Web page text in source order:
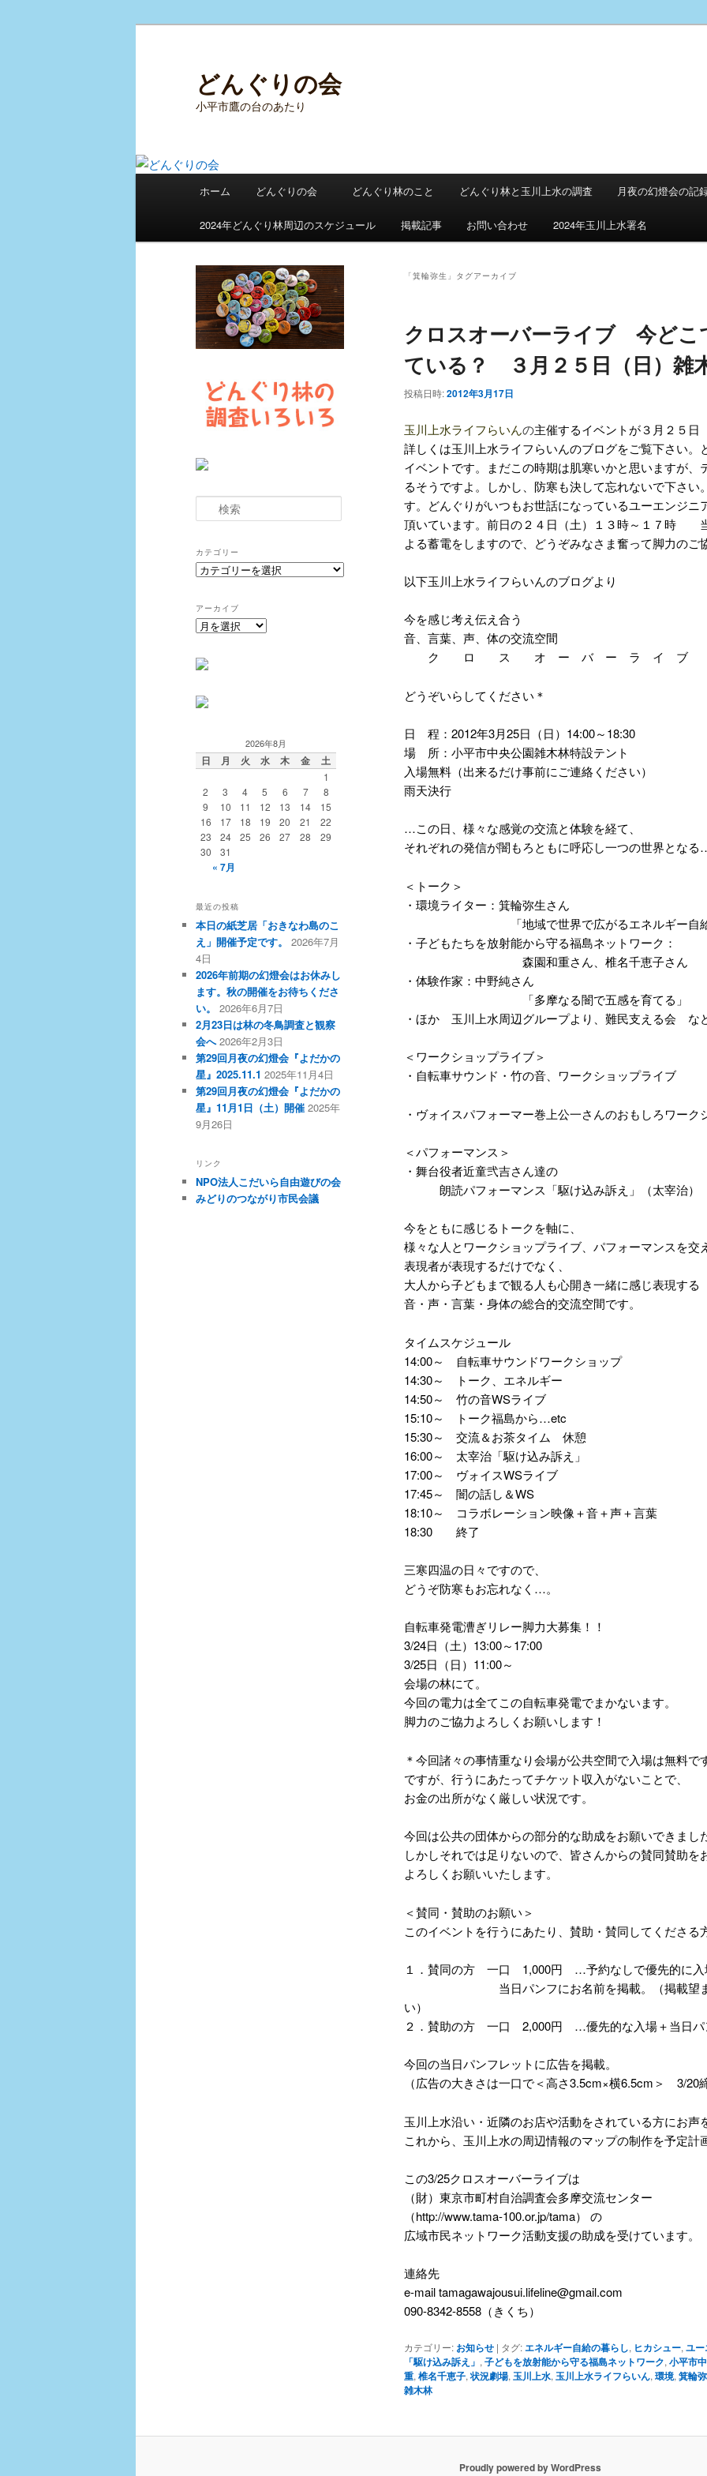
どんぐりの会
小平市鷹の台のあたり
メ
ホーム どんぐりの会 どんぐり林のこと どんぐり林と玉川上水の調査 月夜の幻燈会の記
2024年どんぐり林周辺のスケジュール 掲載記事 お問い合わせ 2024年玉川上水署名
「箕輪弥生 」タグアーカイブ
クロスオーバーライブ 今どこ
ている？ ３月２５日（日）雑
投稿日時:2012年3月17日
玉川上水ライフらいんの主催するイベントが３月２５日
詳しくは玉川上水ライフらいんのブログをご覧下さい。
イベントです。まだこの時期は肌寒いかと思いますが、
るそうですよ。しかし、防寒も決して忘れないで下さい
す。どんぐりがいつもお世話になっているユーエンジニ
頂いています。前日の２４日（土）１３時～１７時
よる蓄電をしますので、どうぞみなさま奮って脚力のご
以下玉川上水ライフらいんのブログより
今を感じ考え伝え合う
音、言葉、声、体の交流空間
ク ロ ス オ ー バ ー ラ イ ブ
どうぞいらしてください＊
日 程：2012年3月25日（日）14:00～18:30
場 所：小平市中央公園雑木林特設テント
入場無料（出来るだけ事前にご連絡ください）
雨天決行
…この日、様々な感覚の交流と体験を経て、
それぞれの発信が闇もろともに呼応し一つの世界とな
＜トーク＞
・環境ライター：箕輪弥生さん
「地域で世界で広がるエネルギー自給
・子どもたちを放射能から守る福島ネットワーク：
森園和重さん、椎名千恵子さん
・体験作家：中野純さん
「多摩なる闇で五感を育てる」
・ほか 玉川上水周辺グループより、難民支える会 な
＜ワークショップライブ＞
・自転車サウンド・竹の音、ワークショップライブ
・ヴォイスパフォーマー巻上公一さんのおもしろワーク
＜パフォーマンス＞
・舞台役者近童弐吉さん達の
朗読パフォーマンス「駆け込み訴え」（太宰治）
今をともに感じるトークを軸に、
様々な人とワークショップライブ、パフォーマンスを交
表現者が表現するだけでなく、
大人から子どもまで観る人も心開き一緒に感じ表現する
音・声・言葉・身体の総合的交流空間です。
タイムスケジュール
14:00～ 自転車サウンドワークショップ
14:30～ トーク、エネルギー
14:50～ 竹の音WSライブ
15:10～ トーク福島から…etc
15:30～ 交流＆お茶タイム 休憩
16:00～ 太宰治「駆け込み訴え」
17:00～ ヴォイスWSライブ
17:45～ 闇の話し＆WS
18:10～ コラボレーション映像＋音＋声＋言葉
18:30 終了
三寒四温の日々ですので、
どうぞ防寒もお忘れなく…。
自転車発電漕ぎリレー脚力大募集！！
3/24日（土）13:00～17:00
3/25日（日）11:00～
会場の林にて。
今回の電力は全てこの自転車発電でまかないます。
脚力のご協力よろしくお願いします！
＊今回諸々の事情重なり会場が公共空間で入場は無料で
ですが、行うにあたってチケット収入がないことで、
お金の出所がなく厳しい状況です。
今回は公共の団体からの部分的な助成をお願いできまし
しかしそれでは足りないので、皆さんからの賛同賛助を
よろしくお願いいたします。
＜賛同・賛助のお願い＞
このイベントを行うにあたり、賛助・賛同してくださる
１．賛同の方 一口 1,000円 …予約なしで優先的に入
当日パンフにお名前を掲載。（掲載望まれ
い）
２．賛助の方 一口 2,000円 …優先的な入場＋当日パ
今回の当日パンフレットに広告を掲載。
（広告の大きさは一口で＜高さ3.5cm×横6.5cm＞ 3/20
玉川上水沿い・近隣のお店や活動をされている方にお声
これから、玉川上水の周辺情報のマップの制作を予定計
この3/25クロスオーバーライブは
（財）東京市町村自治調査会多摩交流センター
（http://www.tama-100.or.jp/tama） の
広域市民ネットワーク活動支援の助成を受けています。
連絡先
e-mail tamagawajousui.lifeline@gmail.com
090-8342-8558（きくち）
カテゴリー: お知らせ | タグ:エネルギー自給の暮らし, ヒカシュー, ユ
「駆け込み訴え」 , 子どもを放射能から守る福島ネットワーク, 小平市
重, 椎名千恵子,状況劇場, 玉川上水, 玉川上水ライフらいん, 環境, 箕輪
雑木林
索
カテゴリー
カ
リ
ー
アーカイブ
ア
カ
イ
2026年8月
日 月 火 水 木 金 土
1
2
3 4 5 6 7
8
9
10 11 12 13 14
15
16
17 18 19 20 21
22
23
24 25 26 27 28
29
30
31
« 7月
最近の投稿
本日の紙芝居「おきなわ島のこ
え」開催予定です。
2026年7月
4日
2026年前期の幻燈会はお休みし
ます。秋の開催をお待ちくださ
い。
2026年6月7日
2月23日は林の冬鳥調査と観察
会へ 2026年2月3日
第29回月夜の幻燈会『よだかの
星』2025.11.1 2025年11月4日
第29回月夜の幻燈会『よだかの
星』11月1日（土）開催 2025年
9月26日
リンク
NPO法人こだいら自由遊びの会
みどりのつながり市民会議
Proudly powered by WordPress